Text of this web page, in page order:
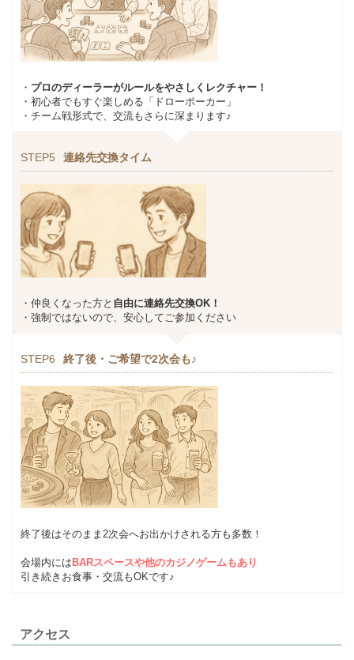
・ プロのディーラーがルールをやさしくレクチャー！
・初心者でもすぐ楽しめる「ドローポーカー」
・チーム戦形式で、交流もさらに深まります♪
STEP5 連絡先交換タイム
・仲良くなった方と 自由に連絡先交換OK！
・強制ではないので、安心してご参加ください
STEP6 終了後・ご希望で2次会も♪
終了後はそのまま2次会へお出かけされる方も多数！
会場内にはBARスペースや他のカジノゲームもあり
引き続きお食事・交流もOKです♪
アクセス